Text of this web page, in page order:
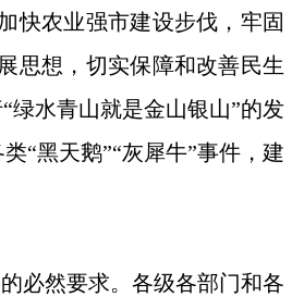
快农业强市建设步伐，牢固
思想，切实保障和改善民生
绿水青山就是金山银山”的发
“黑天鹅”“灰犀牛”事件，建
必然要求。各级各部门和各